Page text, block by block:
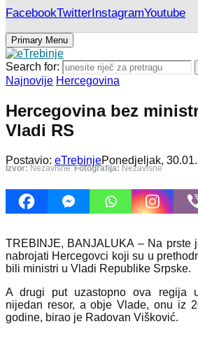
FacebookTwitterInstagramYoutube
Primary Menu
Search for:
Najnovije Hercegovina
Hercegovina bez
Vladi RS
Postavio: eTrebinjePonedjeljak,
Izvor: Nezavisne Fotografija: Nezavisne
TREBINJE, BANJALUKA – Na prste
nabrojati Hercegovci koji su u
bili ministri u Vladi Republike Srpske.
A drugi put uzastopno ova regija
nijedan resor, a obje Vlade, onu iz
godine, birao je Radovan Višković.